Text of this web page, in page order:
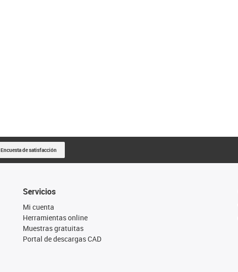
Encuesta de satisfacción
Servicios
Mi cuenta
Herramientas online
Muestras gratuitas
Portal de descargas CAD